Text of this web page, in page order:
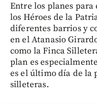
Entre los planes para
los Héroes de la
diferentes barrios y
en el Atanasio
como la Finca
plan es
es el último día de la
silleteras.